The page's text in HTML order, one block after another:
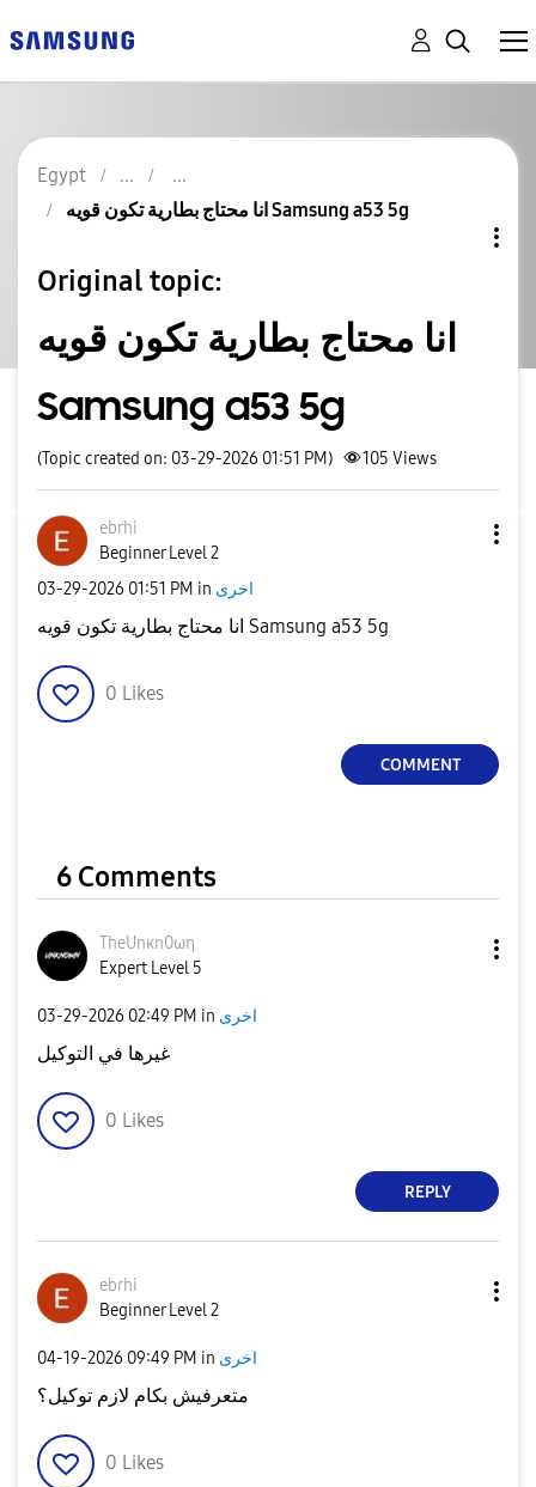
Egypt
انا محتاج بطارية تكون قويه Samsung a53 5g
Original topic:
انا محتاج بطارية تكون قويه
Samsung a53 5g
(Topic created on: 03-29-2026 01:51 PM) 105 Views
ebrhi
Beginner Level 2
‎03-29-2026 01:51 PM in اخرى
انا محتاج بطارية تكون قويه Samsung a53 5g
0 Likes
COMMENT
6 Comments
TheUnκn0ωη
Expert Level 5
‎03-29-2026 02:49 PM in اخرى
غيرها في التوكيل
0 Likes
REPLY
ebrhi
Beginner Level 2
‎04-19-2026 09:49 PM in اخرى
متعرفيش بكام لازم توكيل؟
0 Likes